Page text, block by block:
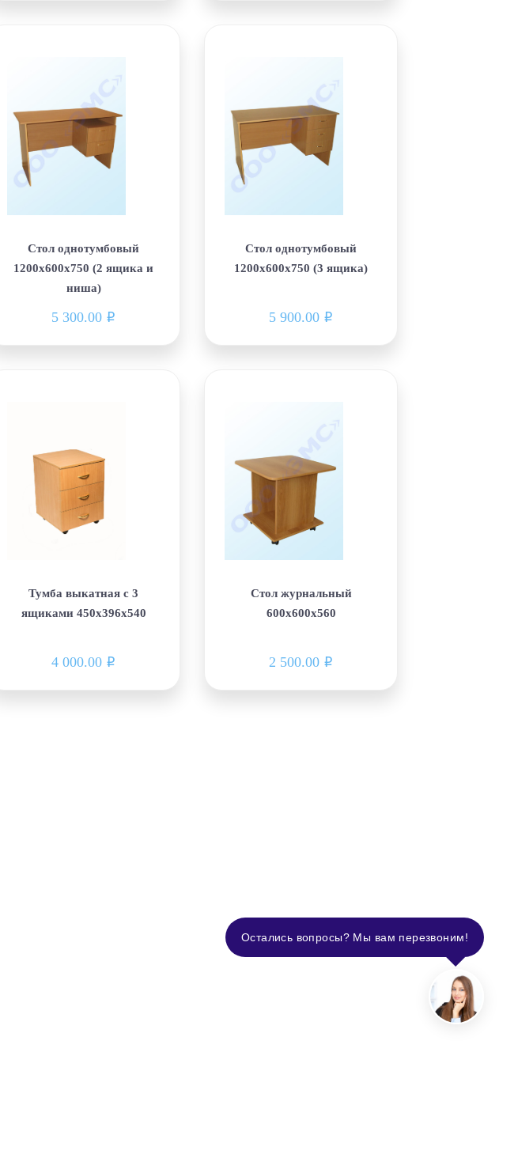
Остались вопросы? Мы вам перезвоним!
Стол однотумбовый
1200х600х750 (2 ящика и
ниша)
5 300.00 i
Стол однотумбовый
1200х600х750 (3 ящика)
5 900.00 i
Тумба выкатная с 3
ящиками 450х396х540
4 000.00 i
Стол журнальный
600х600х560
2 500.00 i